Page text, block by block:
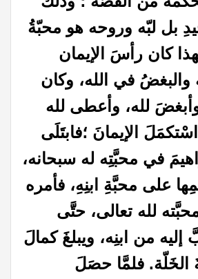
بل لبّه وروحه هو محبّةُ
كان رأسَ الإيمان
والبغضُ في الله، وكان
لله، وأعطى لله
الإيمانَ ؛فابتَلَى
في محبَّتِه له سبحانه،
على محبَّةِ ابنِهِ، فأمره
لله تعالى، حتَّى
إليه من ابنِه، ويبلغَ كمالَ
الخَلّة. فلمَّا حصَلَ